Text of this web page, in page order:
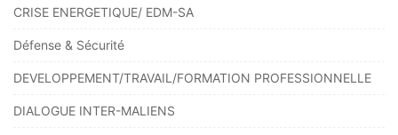
CRISE ENERGETIQUE/ EDM-SA
Défense & Sécurité
DEVELOPPEMENT/TRAVAIL/FORMATION PROFESSIONNELLE
DIALOGUE INTER-MALIENS